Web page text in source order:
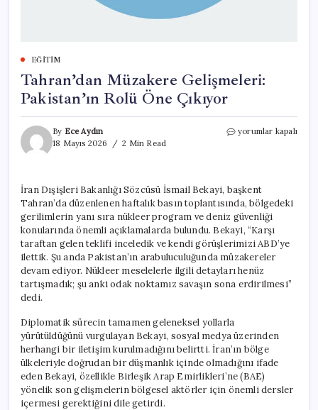
EĞITIM
Tahran’dan Müzakere Gelişmeleri:
Pakistan’ın Rolü Öne Çıkıyor
By Ece Aydın
18 Mayıs 2026
2 Min Read
Tahran’dan
Öne
Çıkıyor
için
yorumlar kapalı
İran Dışişleri Bakanlığı Sözcüsü İsmail Bekayi, başkent
Tahran’da düzenlenen haftalık basın toplantısında, bölgedeki
gerilimlerin yanı sıra nükleer program ve deniz güvenliği
konularında önemli açıklamalarda bulundu. Bekayi, “Karşı
taraftan gelen teklifi inceledik ve kendi görüşlerimizi ABD’ye
ilettik. Şu anda Pakistan’ın arabuluculuğunda müzakereler
devam ediyor. Nükleer meselelerle ilgili detayları henüz
tartışmadık; şu anki odak noktamız savaşın sona erdirilmesi”
dedi.
Diplomatik sürecin tamamen geleneksel yollarla
yürütüldüğünü vurgulayan Bekayi, sosyal medya üzerinden
herhangi bir iletişim kurulmadığını belirtti. İran’ın bölge
ülkeleriyle doğrudan bir düşmanlık içinde olmadığını ifade
eden Bekayi, özellikle Birleşik Arap Emirlikleri’ne (BAE)
yönelik son gelişmelerin bölgesel aktörler için önemli dersler
içermesi gerektiğini dile getirdi.